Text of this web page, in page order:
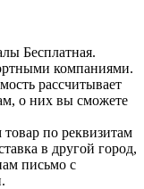
Бесплатная.
компаниями.
рассчитывает
о них вы сможете
по реквизитам
в другой город,
письмо с